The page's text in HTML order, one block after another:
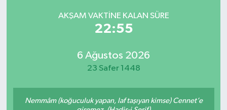
AKŞAM VAKTİNE KALAN SÜRE
22:55
6 Ağustos 2026
23 Safer 1448
Nemmâm (koğuculuk yapan, laf taşıyan kimse) Cennet’e
Son Dakika Haberleri